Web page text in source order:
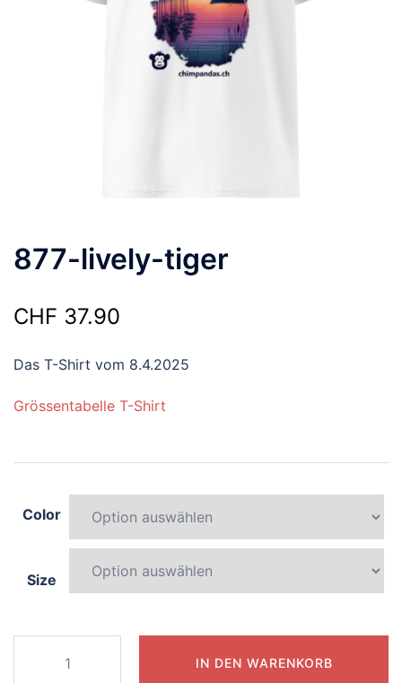
877-lively-tiger
CHF 37.90
Das T-Shirt vom 8.4.2025
Grössentabelle T-Shirt
Color
Size
IN DEN WARENKORB